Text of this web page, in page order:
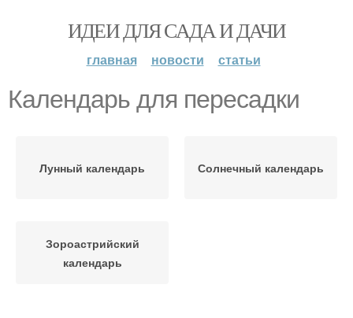
ИДЕИ ДЛЯ САДА И ДАЧИ
главная новости статьи
Календарь для пересадки
Лунный календарь Солнечный календарь
Зороастрийский
календарь